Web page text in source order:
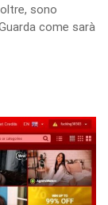
sono
come sarà